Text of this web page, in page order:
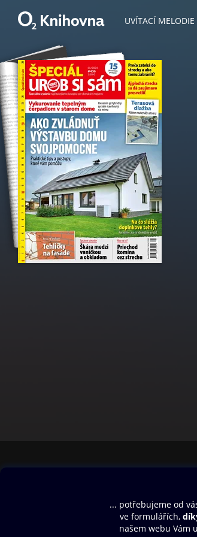
UVÍTACÍ MELODIE
Aplikace a hry
SMS/MMS Info
Blog